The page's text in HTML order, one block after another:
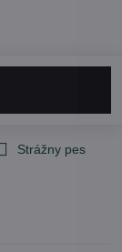
Strážny pes